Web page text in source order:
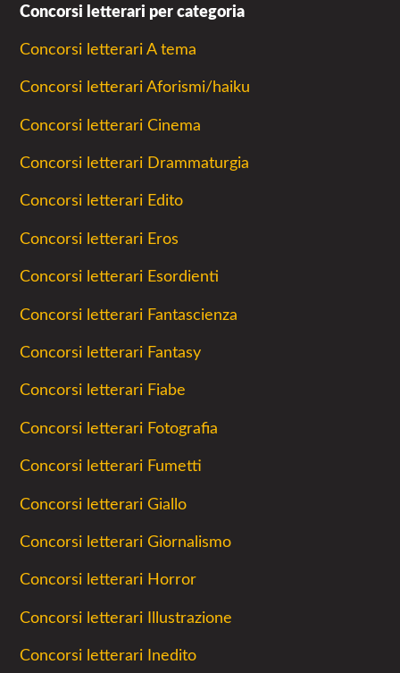
Concorsi letterari per categoria
Concorsi letterari A tema
Concorsi letterari Aforismi/haiku
Concorsi letterari Cinema
Concorsi letterari Drammaturgia
Concorsi letterari Edito
Concorsi letterari Eros
Concorsi letterari Esordienti
Concorsi letterari Fantascienza
Concorsi letterari Fantasy
Concorsi letterari Fiabe
Concorsi letterari Fotografia
Concorsi letterari Fumetti
Concorsi letterari Giallo
Concorsi letterari Giornalismo
Concorsi letterari Horror
Concorsi letterari Illustrazione
Concorsi letterari Inedito